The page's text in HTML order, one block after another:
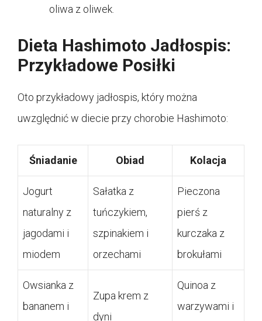
oliwa z oliwek.
Dieta Hashimoto Jadłospis:
Przykładowe Posiłki
Oto przykładowy jadłospis, który można
uwzględnić w diecie przy chorobie Hashimoto:
Śniadanie Obiad Kolacja
Jogurt
naturalny z
jagodami i
miodem
Sałatka z
tuńczykiem,
szpinakiem i
orzechami
Pieczona
pierś z
kurczaka z
brokułami
Owsianka z
bananem i
Zupa krem z
dyni
Quinoa z
warzywami i